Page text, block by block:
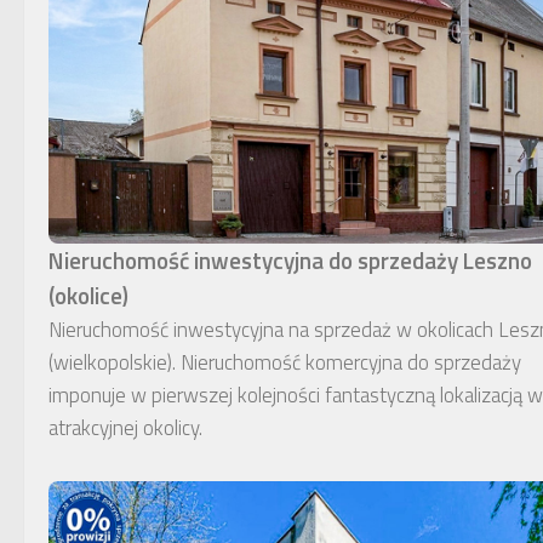
Nieruchomość inwestycyjna do sprzedaży Leszno
(okolice)
Nieruchomość inwestycyjna na sprzedaż w okolicach
(wielkopolskie). Nieruchomość komercyjna do sprzedaży
imponuje w pierwszej kolejności fantastyczną lokalizacją w
atrakcyjnej okolicy.